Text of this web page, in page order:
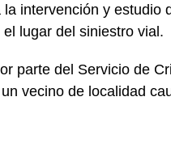
intervención y estudio
lugar del siniestro vial.
parte del Servicio de
vecino de localidad